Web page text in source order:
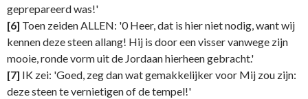
geprepareerd was!'
[6] Toen zeiden ALLEN: '0 Heer, dat is hier niet nodig, want wij
kennen deze steen allang! Hij is door een visser vanwege zijn
mooie, ronde vorm uit de Jordaan hierheen gebracht.'
[7] IK zei: 'Goed, zeg dan wat gemakkelijker voor Mij zou zijn:
deze steen te vernietigen of de tempel!'